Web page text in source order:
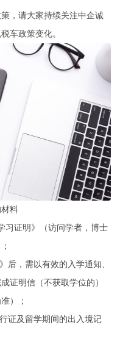
，请大家持续关注中企诚
车政策变化。
料
习证明》（访问学者，博士
后，需以有效的入学通知、
证明信（不获取学位的）
）；
证及留学期间的出入境记